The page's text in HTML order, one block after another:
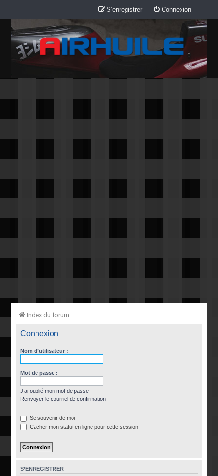
Connexion
S’enregistrer
Index du forum
Connexion
Nom d’utilisateur :
Mot de passe :
J’ai oublié mon mot de passe
Renvoyer le courriel de confirmation
Se souvenir de moi
Cacher mon statut en ligne pour cette session
S’ENREGISTRER